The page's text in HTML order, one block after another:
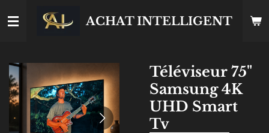
au
ACHAT INTELLIGENT
Téléviseur 75"
Samsung 4K
UHD Smart
Tv